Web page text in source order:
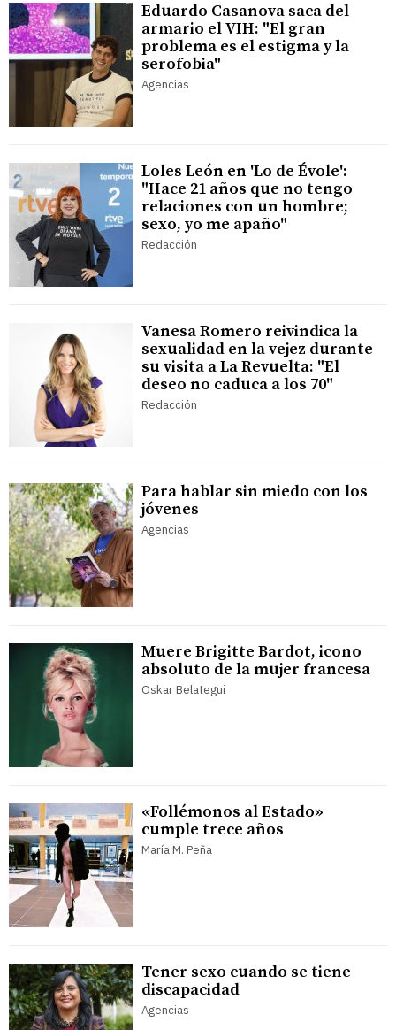
Eduardo Casanova saca del
armario el VIH: "El gran
problema es el estigma y la
serofobia"
Agencias
Loles León en 'Lo de Évole':
"Hace 21 años que no tengo
relaciones con un hombre;
sexo, yo me apaño"
Redacción
Vanesa Romero reivindica la
sexualidad en la vejez durante
su visita a La Revuelta: "El
deseo no caduca a los 70"
Redacción
Para hablar sin miedo con los
jóvenes
Agencias
Muere Brigitte Bardot, icono
absoluto de la mujer francesa
Oskar Belategui
«Follémonos al Estado»
cumple trece años
María M. Peña
Tener sexo cuando se tiene
discapacidad
Agencias